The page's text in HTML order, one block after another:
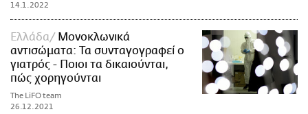
14.1.2022
Ελλάδα
Μονοκλωνικά
αντισώματα: Τα συνταγογραφεί ο
γιατρός - Ποιοι τα δικαιούνται,
πώς χορηγούνται
The LiFO team
26.12.2021